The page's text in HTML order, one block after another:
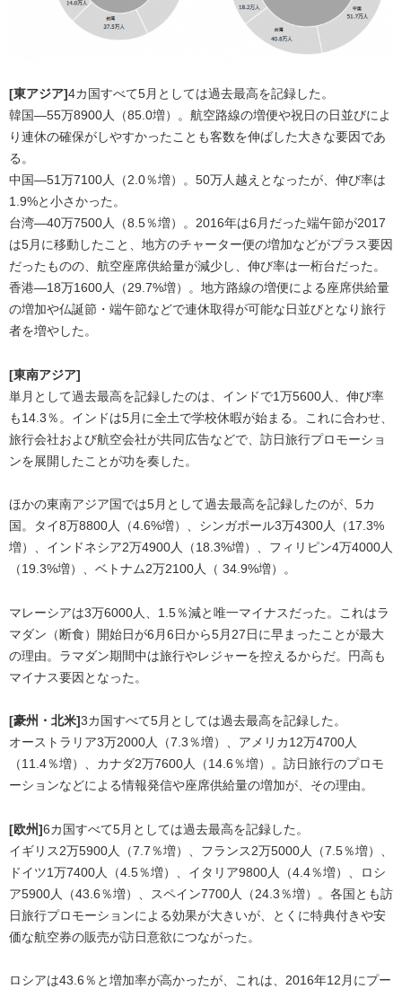
[東アジア]4カ国すべて5月としては過去最高を記録した。
韓国―55万8900人（85.0増）。航空路線の増便や祝日の日並びによ
り連休の確保がしやすかったことも客数を伸ばした大きな要因であ
る。
中国―51万7100人（2.0％増）。50万人越えとなったが、伸び率は
1.9%と小さかった。
台湾―40万7500人（8.5％増）。2016年は6月だった端午節が2017
は5月に移動したこと、地方のチャーター便の増加などがプラス要因
だったものの、航空座席供給量が減少し、伸び率は一桁台だった。
香港―18万1600人（29.7%増）。地方路線の増便による座席供給量
の増加や仏誕節・端午節などで連休取得が可能な日並びとなり旅行
者を増やした。
[東南アジア]
単月として過去最高を記録したのは、インドで1万5600人、伸び率
も14.3％。インドは5月に全土で学校休暇が始まる。これに合わせ、
旅行会社および航空会社が共同広告などで、訪日旅行プロモーショ
ンを展開したことが功を奏した。
ほかの東南アジア国では5月として過去最高を記録したのが、5カ
国。タイ8万8800人（4.6%増）、シンガポール3万4300人（17.3%
増）、インドネシア2万4900人（18.3%増）、フィリピン4万4000人
（19.3%増）、ベトナム2万2100人（ 34.9%増）。
マレーシアは3万6000人、1.5％減と唯一マイナスだった。これはラ
マダン（断食）開始日が6月6日から5月27日に早まったことが最大
の理由。ラマダン期間中は旅行やレジャーを控えるからだ。円高も
マイナス要因となった。
[豪州・北米]3カ国すべて5月としては過去最高を記録した。
オーストラリア3万2000人（7.3％増）、アメリカ12万4700人
（11.4％増）、カナダ2万7600人（14.6％増）。訪日旅行のプロモ
ーションなどによる情報発信や座席供給量の増加が、その理由。
[欧州]6カ国すべて5月としては過去最高を記録した。
イギリス2万5900人（7.7％増）、フランス2万5000人（7.5％増）、
ドイツ1万7400人（4.5％増）、イタリア9800人（4.4％増）、ロシ
ア5900人（43.6％増）、スペイン7700人（24.3％増）。各国とも訪
日旅行プロモーションによる効果が大きいが、とくに特典付きや安
価な航空券の販売が訪日意欲につながった。
ロシアは43.6％と増加率が高かったが、これは、2016年12月にプー